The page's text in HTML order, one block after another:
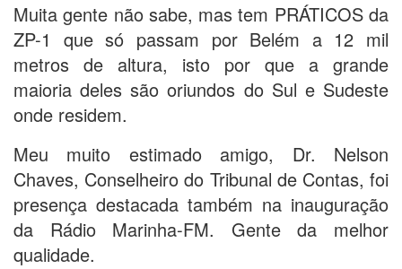
Muita gente não sabe, mas tem PRÁTICOS da
ZP-1 que só passam por Belém a 12 mil
metros de altura, isto por que a grande
maioria deles são oriundos do Sul e Sudeste
onde residem.
Meu muito estimado amigo, Dr. Nelson
Chaves, Conselheiro do Tribunal de Contas, foi
presença destacada também na inauguração
da Rádio Marinha-FM. Gente da melhor
qualidade.